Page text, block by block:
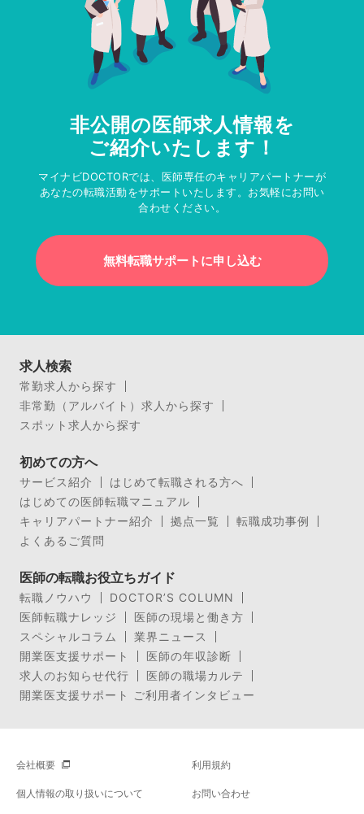
非公開の医師求人情報を
ご紹介いたします！
マイナビDOCTORでは、医師専任のキャリアパートナーが
あなたの転職活動をサポートいたします。お気軽にお問い
合わせください。
無料転職サポートに申し込む
求人検索
常勤求人から探す
非常勤（アルバイト）求人から探す
スポット求人から探す
初めての方へ
サービス紹介
はじめて転職される方へ
はじめての医師転職マニュアル
キャリアパートナー紹介
拠点一覧
転職成功事例
よくあるご質問
医師の転職お役立ちガイド
転職ノウハウ
DOCTOR’S COLUMN
医師転職ナレッジ
医師の現場と働き方
スペシャルコラム
業界ニュース
開業医支援サポート
医師の年収診断
求人のお知らせ代行
医師の職場カルテ
開業医支援サポート ご利用者インタビュー
会社概要 利用規約
個人情報の取り扱いについて お問い合わせ